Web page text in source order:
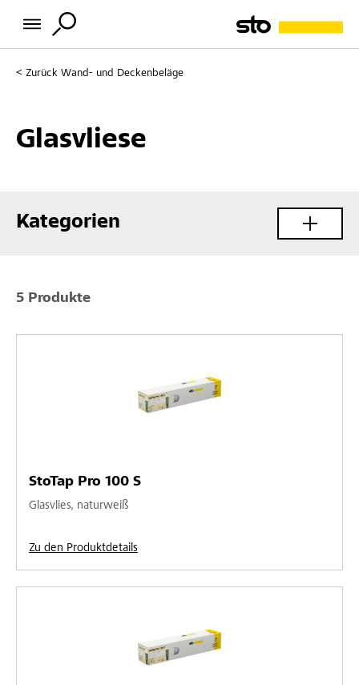
Zurück Wand- und Deckenbeläge
Glasvliese
Kategorien
5 Produkte
StoTap Pro 100 S
Glasvlies, naturweiß
Zu den Produktdetails